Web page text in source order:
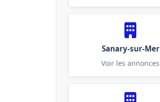
Sanary-sur-Mer
Voir les annonces